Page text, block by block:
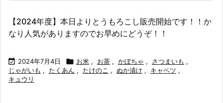
【2024年度】本日よりとうもろこし販売開始です！！か
なり人気がありますのでお早めにどうぞ！！
 2024年7月4日  お米 , お茶 , かぼちゃ , さつまいも ,
じゃがいも , たくあん , たけのこ , ぬか漬け , キャベツ ,
キュウリ